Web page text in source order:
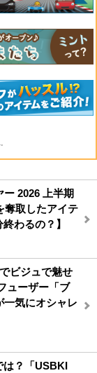
ー 2026 上半期
奪取したアイテ
わるの？】
ビジュで魅せ
ューザー「ブ
一気にオシャレ
は？「USBKI